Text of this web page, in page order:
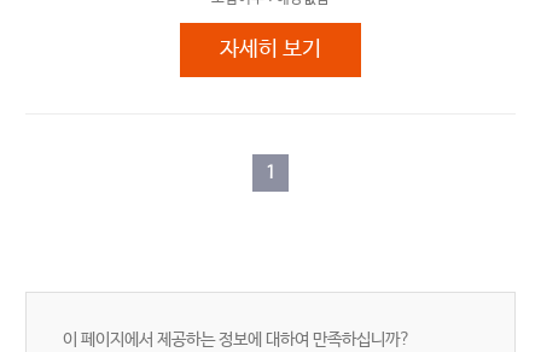
화목한 너랑나랑
자세히 보기
1
이 페이지에서 제공하는 정보에 대하여 만족하십니까?